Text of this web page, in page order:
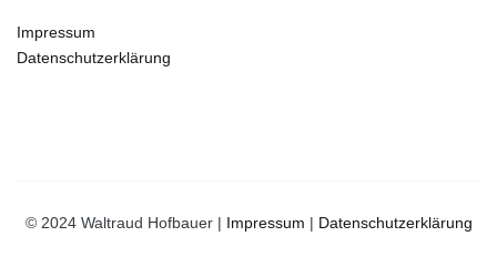
Impressum
Datenschutzerklärung
© 2024 Waltraud Hofbauer | Impressum | Datenschutzerklärung